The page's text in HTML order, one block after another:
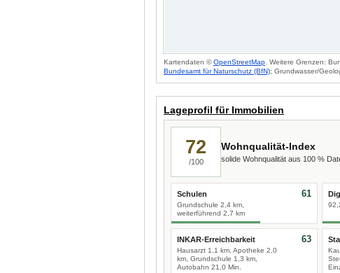
Kartendaten ©OpenStreetMap . Weitere Grenzen:
Bundesamt für Naturschutz (BfN); Grundwasser/
Lageprofil für Immobilien
72
/100
Wohnqualität-Index
solide Wohnqualität aus 100 %
Schulen
Grundschule 2,4 km,
weiterführend 2,7 km
61
INKAR-Erreichbarkeit
Hausarzt 1,1 km, Apotheke 2,0
km, Grundschule 1,3 km,
Autobahn 21,0 Min.
63